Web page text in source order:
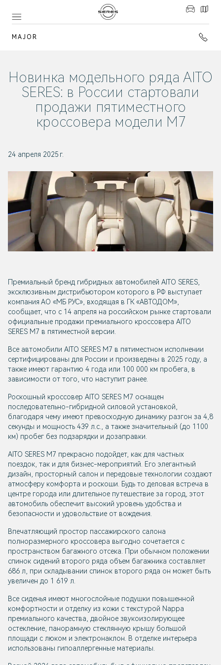
MAJOR
Новинка модельного ряда AITO
SERES: в России стартовали
продажи пятиместного
кроссовера модели М7
24 апреля 2025 г.
Премиальный бренд гибридных автомобилей AITO SERES,
эксклюзивным дистрибьютором которого в РФ выступает
компания АО «МБ РУС», входящая в ГК «АВТОДОМ»,
сообщает, что с 14 апреля на российском рынке стартовали
официальные продажи премиального кроссовера AITO
SERES M7 в пятиместной версии.
Все автомобили AITO SERES M7 в пятиместном исполнении
сертифицированы для России и произведены в 2025 году, а
также имеют гарантию 4 года или 100 000 км пробега, в
зависимости от того, что наступит ранее.
Роскошный кроссовер AITO SERES M7 оснащен
последовательно-гибридной силовой установкой,
благодаря чему имеют превосходную динамику разгон за 4,8
секунды и мощность 439 л.с., а также значительный (до 1100
км) пробег без подзарядки и дозаправки.
AITO SERES М7 прекрасно подойдет, как для частных
поездок, так и для бизнес-мероприятий. Его элегантный
дизайн, просторный салон и передовые технологии создают
атмосферу комфорта и роскоши. Будь то деловая встреча в
центре города или длительное путешествие за город, этот
автомобиль обеспечит высокий уровень удобства и
безопасности и удовольствие от вождения.
Впечатляющий простор пассажирского салона
полноразмерного кроссовера выгодно сочетается с
пространством багажного отсека. При обычном положении
спинок сидений второго ряда объем багажника составляет
686 л, при складывании спинок второго ряда он может быть
увеличен до 1 619 л.
Все сиденья имеют многослойные подушки повышенной
комфортности и отделку из кожи с текстурой Nappa
премиального качества, двойное звукоизолирующее
остекление, панорамную стеклянную крышу большой
площади с люком и электронаклон. В отделке интерьера
использованы гипоаллергенные материалы.